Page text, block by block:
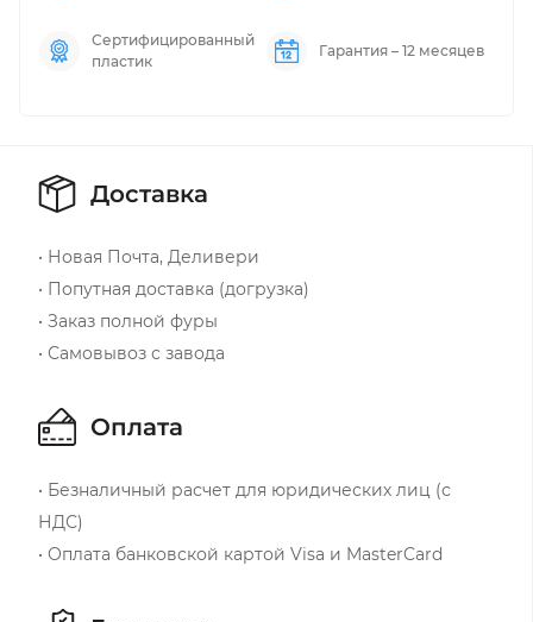
Сертифицированный
пластик
Гарантия – 12 месяцев
Доставка
• Новая Почта, Деливери
• Попутная доставка (догрузка)
• Заказ полной фуры
• Самовывоз с завода
Оплата
• Безналичный расчет для юридических лиц (с
НДС)
• Оплата банковской картой Visa и MasterCard